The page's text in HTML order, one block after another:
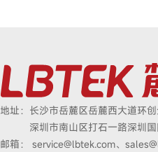
地址： 长沙市岳麓区岳麓西大道环
深圳市南山区打石一路深圳
邮箱： service@lbtek.com、